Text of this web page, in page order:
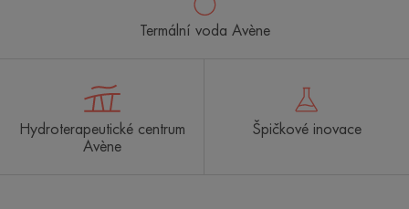
Termální voda Avène
Hydroterapeutické centrum
Avène
Špičkové inovace